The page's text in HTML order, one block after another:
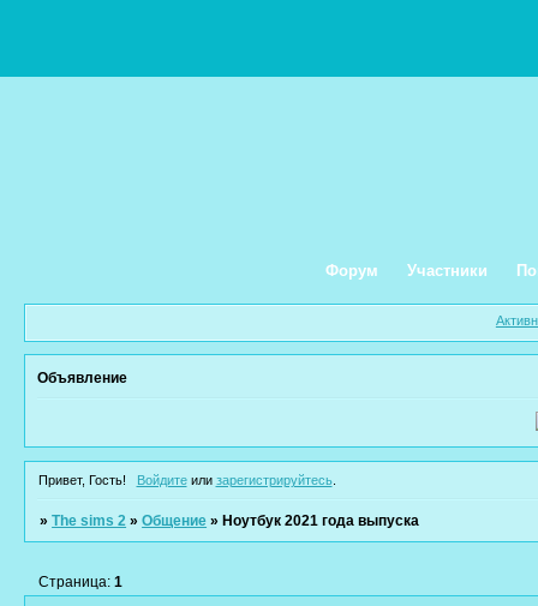
Форум Участники
Объявление
Привет, Гость! Войдитеили зарегистрируйтесь.
»The sims 2 »Общение » Ноутбук 2021 года выпуска
Страница:1